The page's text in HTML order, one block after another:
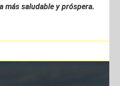
más saludable y próspera.